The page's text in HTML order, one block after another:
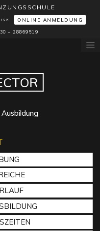
ONLINE ANMELDUNG
– 28869519